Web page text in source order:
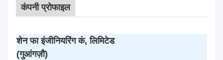
कंपनी प्रोफाइल
शेन फा इंजीनियरिंग कं, लिमिटेड
(गुआंगज़ौ)